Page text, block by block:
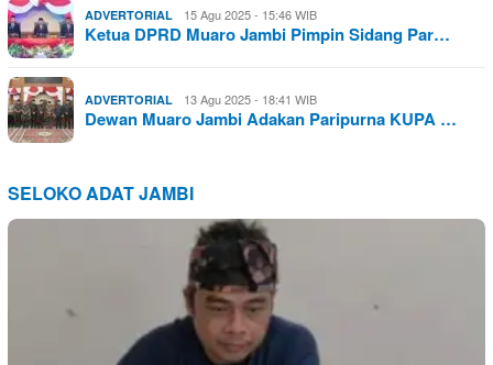
ADVERTORIAL 15 Agu 2025 - 15:46 WIB
Ketua DPRD Muaro Jambi Pimpin Sidang Par…
ADVERTORIAL 13 Agu 2025 - 18:41 WIB
Dewan Muaro Jambi Adakan Paripurna KUPA …
SELOKO ADAT JAMBI